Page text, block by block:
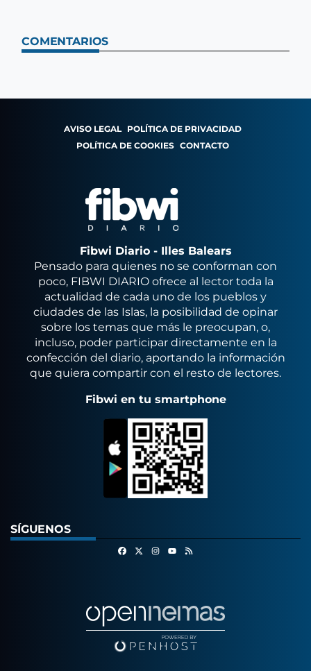
COMENTARIOS
AVISO LEGAL POLÍTICA DE PRIVACIDAD
POLÍTICA DE COOKIES CONTACTO
Fibwi Diario - Illes Balears
Pensado para quienes no se conforman con
poco, FIBWI DIARIO ofrece al lector toda la
actualidad de cada uno de los pueblos y
ciudades de las Islas, la posibilidad de opinar
sobre los temas que más le preocupan, o,
incluso, poder participar directamente en la
confección del diario, aportando la información
que quiera compartir con el resto de lectores.
Fibwi en tu smartphone
SÍGUENOS
FacebookInstagram